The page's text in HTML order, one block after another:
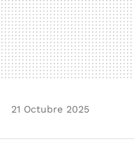
21 Octubre 2025